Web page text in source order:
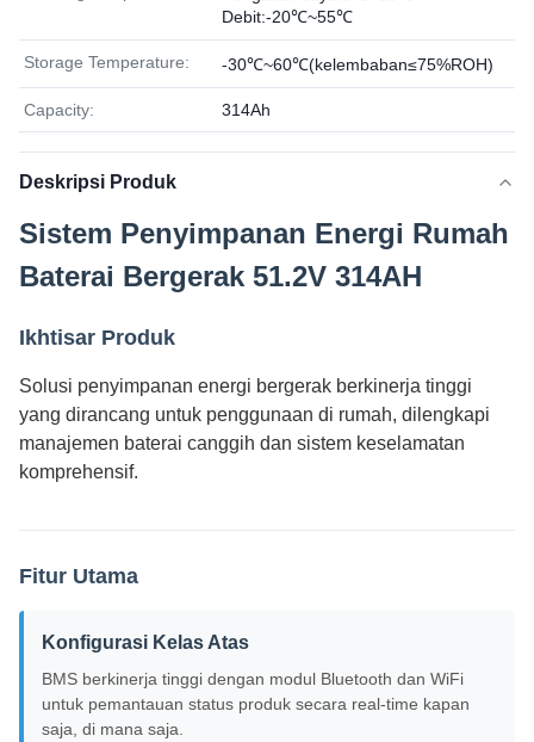
Debit:-20℃~55℃
Storage Temperature: -30℃~60℃(kelembaban≤75%ROH)
Capacity: 314Ah
Deskripsi Produk
Sistem Penyimpanan Energi Rumah
Baterai Bergerak 51.2V 314AH
Ikhtisar Produk
Solusi penyimpanan energi bergerak berkinerja tinggi
yang dirancang untuk penggunaan di rumah, dilengkapi
manajemen baterai canggih dan sistem keselamatan
komprehensif.
Fitur Utama
Konfigurasi Kelas Atas
BMS berkinerja tinggi dengan modul Bluetooth dan WiFi
untuk pemantauan status produk secara real-time kapan
saja, di mana saja.